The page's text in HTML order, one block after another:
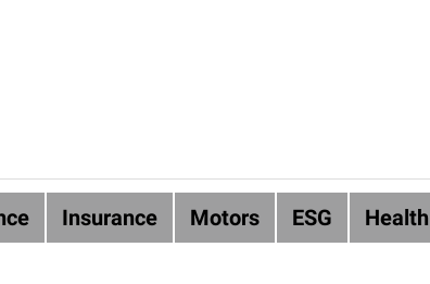
Insurance Motors ESG Health